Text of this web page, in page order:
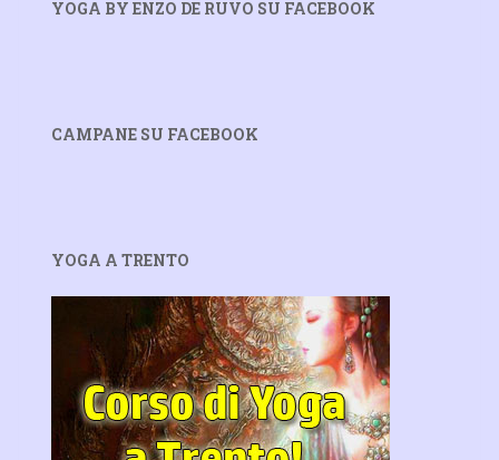
YOGA BY ENZO DE RUVO SU FACEBOOK
CAMPANE SU FACEBOOK
YOGA A TRENTO